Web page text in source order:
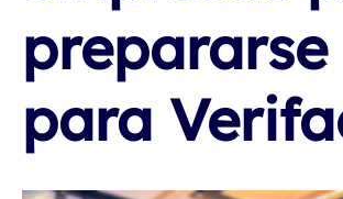
prepararse
para